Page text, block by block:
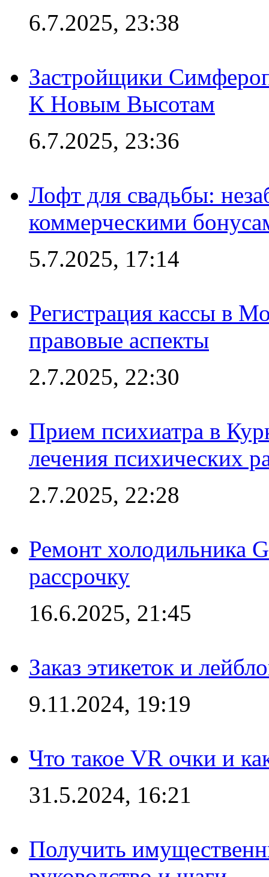
6.7.2025, 23:38
Застройщики
К Новым Высотам
6.7.2025, 23:36
Лофт для свадьбы:
коммерческими
5.7.2025, 17:14
Регистрация кассы в
правовые аспекты
2.7.2025, 22:30
Прием психиатра в
лечения психических
2.7.2025, 22:28
Ремонт холодильника
рассрочку
16.6.2025, 21:45
Заказ этикеток и
9.11.2024, 19:19
Что такое VR очки и
31.5.2024, 16:21
Получить